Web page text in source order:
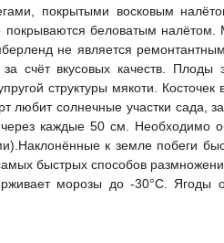
покрытыми восковым
беловатым налётом.
не является
счёт вкусовых качеств. Плоды
структуры мякоти.
любит солнечные участки сада,
каждые 50 см. Необходимо
к земле побеги
быстрых способов
морозы до -30°С. Ягоды